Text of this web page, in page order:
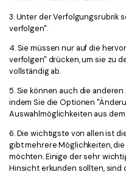
3. Unter der Verfolgungsrubrik
verfolgen".
4. Sie müssen nur auf die
verfolgen" drücken, um sie zu
vollständig ab.
5. Sie können auch die
indem Sie die Optionen
Auswahlmöglichkeiten aus
6. Die wichtigste von allen ist
gibt mehrere Möglichkeiten,
möchten. Einige der sehr
Hinsicht erkunden sollten, sind